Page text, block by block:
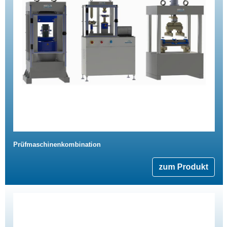
Prüfmaschinenkombination
zum Produkt